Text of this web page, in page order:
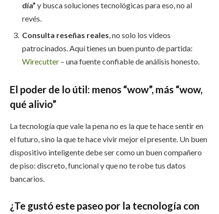
día” y busca soluciones tecnológicas para eso, no al
revés.
Consulta reseñas reales, no solo los videos
patrocinados. Aquí tienes un buen punto de partida:
Wirecutter – una fuente confiable de análisis honesto.
El poder de lo útil: menos “wow”, más “wow,
qué alivio”
La tecnología que vale la pena no es la que te hace sentir en
el futuro, sino la que te hace vivir mejor el presente. Un buen
dispositivo inteligente debe ser como un buen compañero
de piso: discreto, funcional y que no te robe tus datos
bancarios.
¿Te gustó este paseo por la tecnología con